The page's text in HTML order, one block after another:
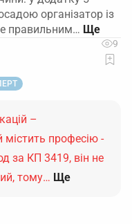
організатор із
правильним…
9
–
містить професію -
за КП 3419, він не
тому… Ще